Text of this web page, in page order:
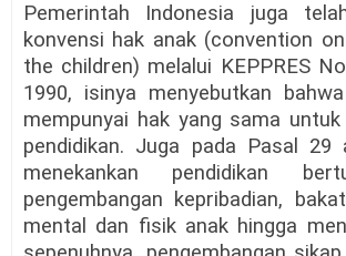
Pemerintah Indonesia juga
konvensi hak anak (convention
the children) melalui KEPPRES
1990, isinya menyebutkan
mempunyai hak yang sama
pendidikan. Juga pada Pasal 29
menekankan pendidikan
pengembangan kepribadian,
mental dan fisik anak hingga